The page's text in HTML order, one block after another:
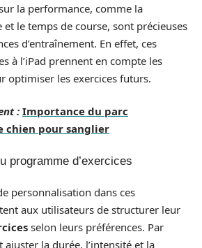
la performance, comme la
le temps de course, sont précieuses
d’entraînement. En effet, ces
à l’iPad prennent en compte les
optimiser les exercices futurs.
: Importance du parc
chien pour sanglier
programme d’exercices
personnalisation dans ces
aux utilisateurs de structurer leur
selon leurs préférences. Par
la durée, l’intensité et la